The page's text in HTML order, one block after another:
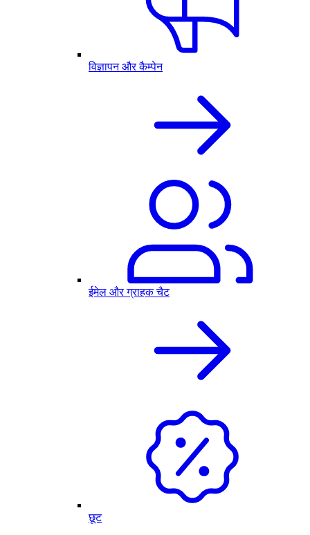
विज्ञापन और कैम्पेन
ईमेल और ग्राहक चैट
छूट